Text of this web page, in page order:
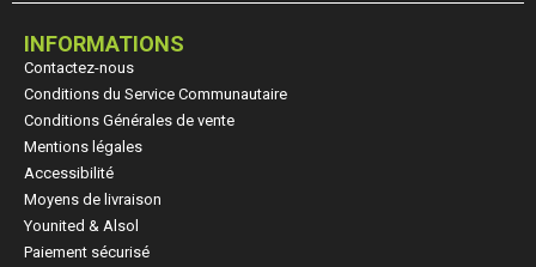
INFORMATIONS
Contactez-nous
Conditions du Service Communautaire
Conditions Générales de vente
Mentions légales
Accessibilité
Moyens de livraison
Younited & Alsol
Paiement sécurisé